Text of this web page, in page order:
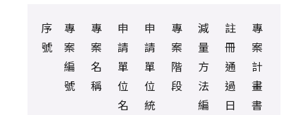
序
號
專
案
編
號
專
案
名
稱
申
請
單
位
名
申
請
單
位
統
專
案
階
段
減
量
方
法
編
註
冊
通
過
日
專
案
計
畫
書